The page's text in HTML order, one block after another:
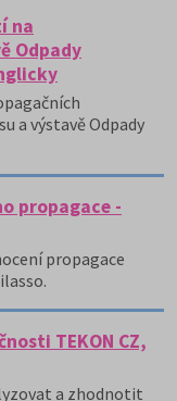
na
Odpady
a výstavě Odpady
propagace -
propagace
TEKON CZ,
a zhodnotit